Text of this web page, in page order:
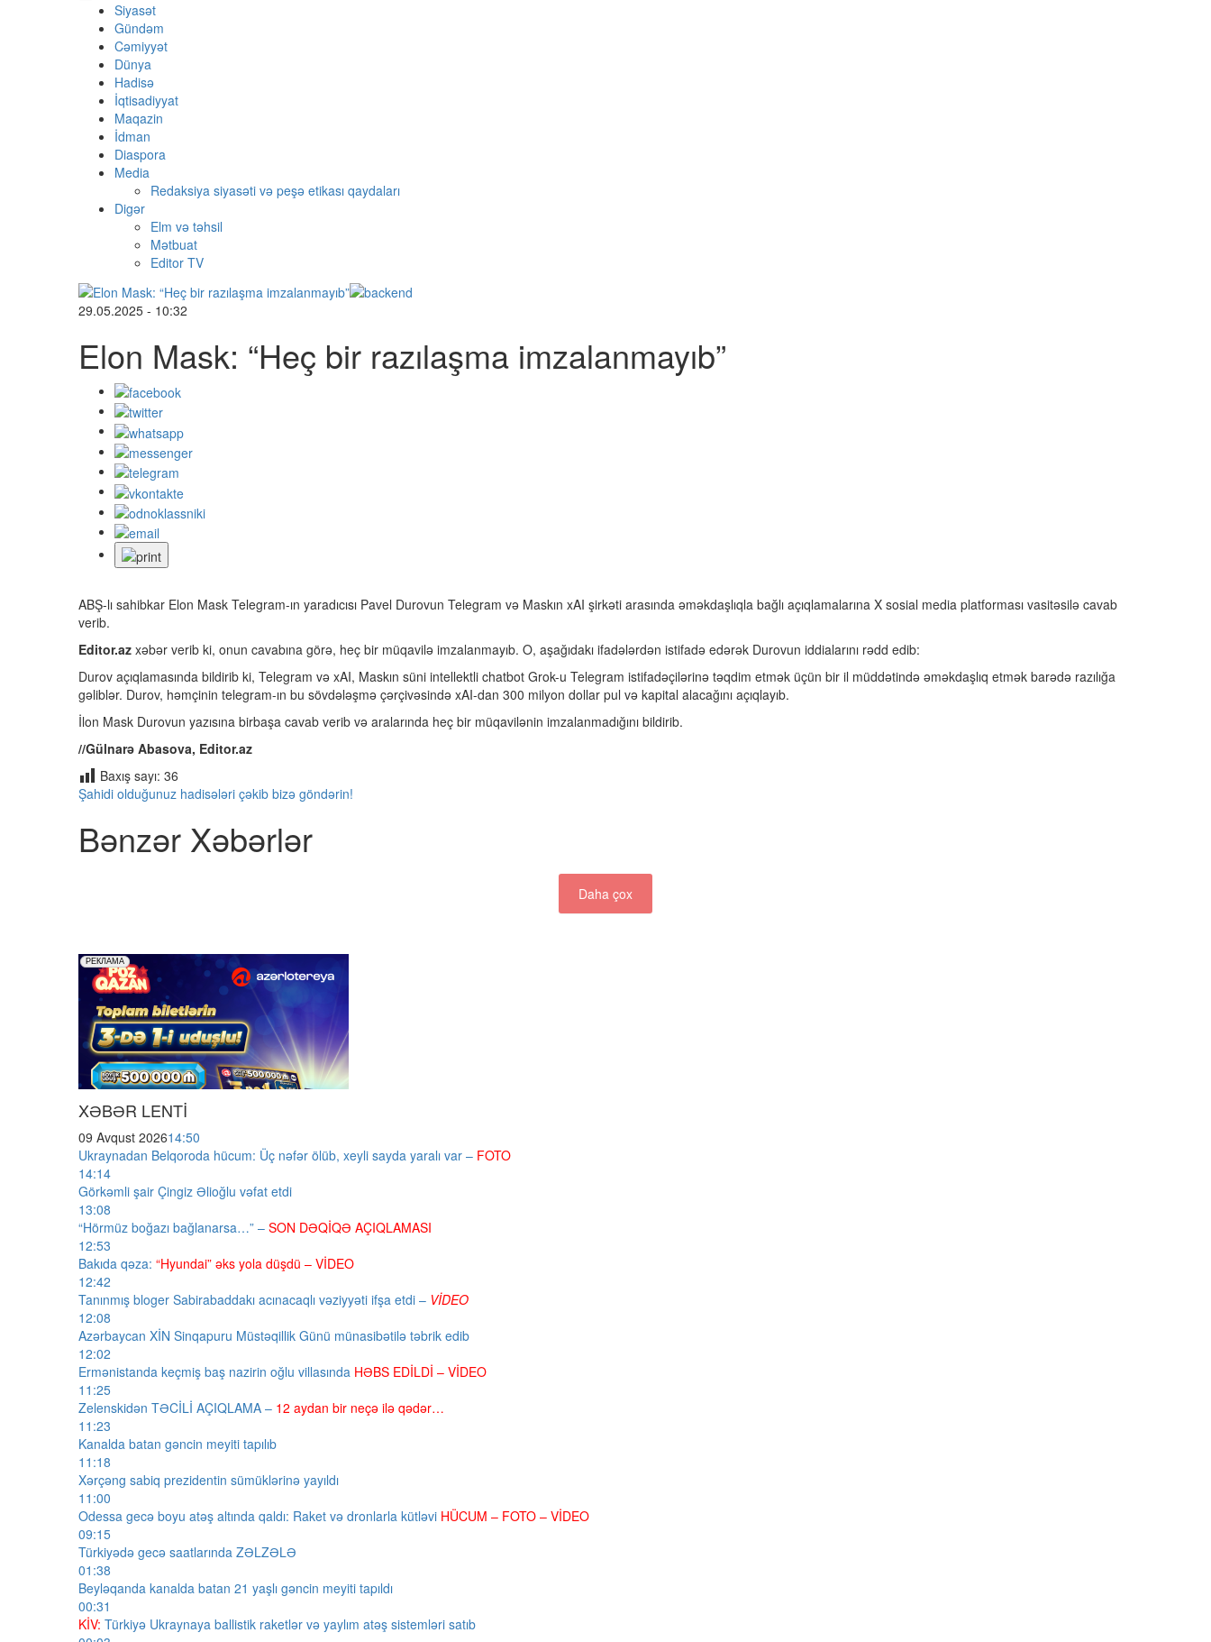
Siyasət
Gündəm
Cəmiyyət
Dünya
Hadisə
İqtisadiyyat
Maqazin
İdman
Diaspora
Media
Redaksiya siyasəti və peşə etikası qaydaları
Digər
Elm və təhsil
Mətbuat
Editor TV
29.05.2025 - 10:32
Elon Mask: “Heç bir razılaşma imzalanmayıb”
ABŞ-lı sahibkar Elon Mask Telegram-ın yaradıcısı Pavel Durovun Telegram və Maskın xAI şirkəti arasında əməkdaşlıqla bağlı açıqlamalarına X sosial media platforması vasitəsilə cavab
verib.
Editor.az xəbər verib ki, onun cavabına görə, heç bir müqavilə imzalanmayıb. O, aşağıdakı ifadələrdən istifadə edərək Durovun iddialarını rədd edib:
Durov açıqlamasında bildirib ki, Telegram və xAI, Maskın süni intellektli chatbot Grok-u Telegram istifadəçilərinə təqdim etmək üçün bir il müddətində əməkdaşlıq etmək barədə razılığa
gəliblər. Durov, həmçinin telegram-ın bu sövdələşmə çərçivəsində xAI-dan 300 milyon dollar pul və kapital alacağını açıqlayıb.
İlon Mask Durovun yazısına birbaşa cavab verib və aralarında heç bir müqavilənin imzalanmadığını bildirib.
//Gülnarə Abasova, Editor.az
Baxış sayı: 36
Şahidi olduğunuz hadisələri çəkib bizə göndərin!
Bənzər Xəbərlər
Daha çox
XƏBƏR LENTİ
09 Avqust 202614:50
Ukraynadan Belqoroda hücum: Üç nəfər ölüb, xeyli sayda yaralı var – FOTO
14:14
Görkəmli şair Çingiz Əlioğlu vəfat etdi
13:08
“Hörmüz boğazı bağlanarsa…” – SON DƏQİQƏ AÇIQLAMASI
12:53
Bakıda qəza: “Hyundai” əks yola düşdü – VİDEO
12:42
Tanınmış bloger Sabirabaddakı acınacaqlı vəziyyəti ifşa etdi – VİDEO
12:08
Azərbaycan XİN Sinqapuru Müstəqillik Günü münasibətilə təbrik edib
12:02
Ermənistanda keçmiş baş nazirin oğlu villasında HƏBS EDİLDİ – VİDEO
11:25
Zelenskidən TƏCİLİ AÇIQLAMA – 12 aydan bir neçə ilə qədər…
11:23
Kanalda batan gəncin meyiti tapılıb
11:18
Xərçəng sabiq prezidentin sümüklərinə yayıldı
11:00
Odessa gecə boyu atəş altında qaldı: Raket və dronlarla kütləvi HÜCUM – FOTO – VİDEO
09:15
Türkiyədə gecə saatlarında ZƏLZƏLƏ
01:38
Beyləqanda kanalda batan 21 yaşlı gəncin meyiti tapıldı
00:31
KİV: Türkiyə Ukraynaya ballistik raketlər və yaylım atəş sistemləri satıb